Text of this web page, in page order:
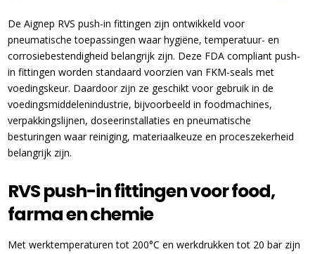
De Aignep RVS push-in fittingen zijn ontwikkeld voor
pneumatische toepassingen waar hygiëne, temperatuur- en
corrosiebestendigheid belangrijk zijn. Deze FDA compliant push-
in fittingen worden standaard voorzien van FKM-seals met
voedingskeur. Daardoor zijn ze geschikt voor gebruik in de
voedingsmiddelenindustrie, bijvoorbeeld in foodmachines,
verpakkingslijnen, doseerinstallaties en pneumatische
besturingen waar reiniging, materiaalkeuze en proceszekerheid
belangrijk zijn.
RVS push-in fittingen voor food,
farma en chemie
Met werktemperaturen tot 200°C en werkdrukken tot 20 bar zijn